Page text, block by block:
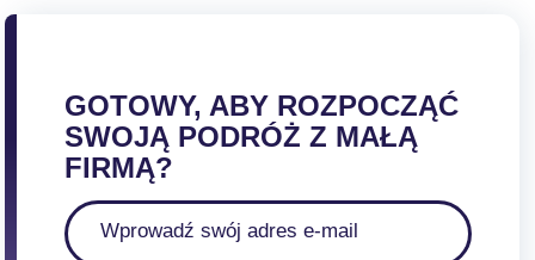
GOTOWY, ABY ROZPOCZĄĆ
SWOJĄ PODRÓŻ Z MAŁĄ
FIRMĄ?